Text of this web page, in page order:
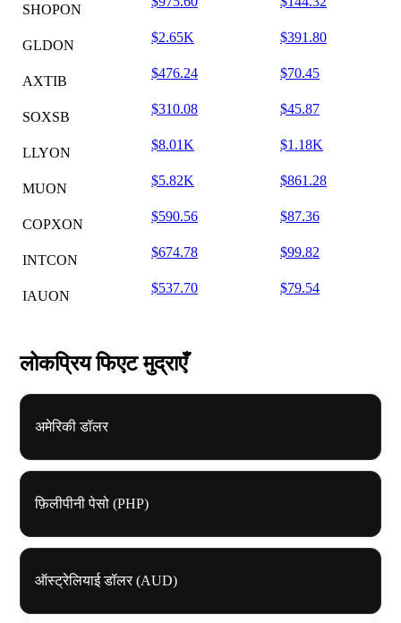
SHOPON
GLDON
$2.65K $391.80
AXTIB
$476.24 $70.45
SOXSB
$310.08 $45.87
LLYON
$8.01K $1.18K
MUON
$5.82K $861.28
COPXON
$590.56 $87.36
INTCON
$674.78 $99.82
IAUON
$537.70 $79.54
लोकप्रिय फिएट मुद्राएँ
अमेरिकी डॉलर
फ़िलीपीनी पेसो (PHP)
ऑस्ट्रेलियाई डॉलर (AUD)